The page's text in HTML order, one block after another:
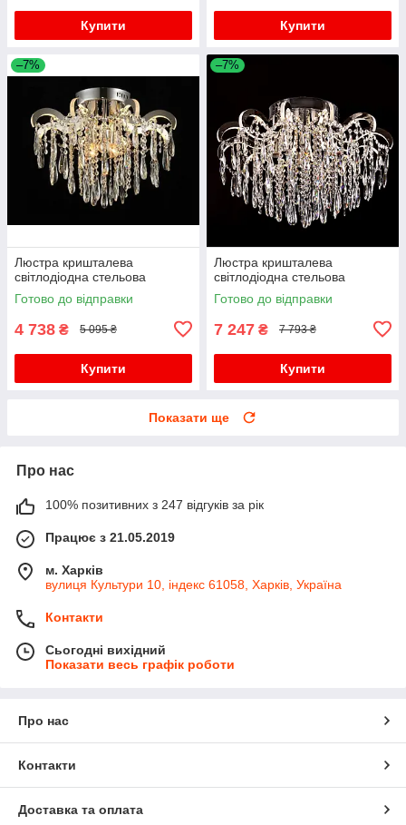
Купити Купити
–7%
Люстра кришталева
світлодіодна стельова
Готово до відправки
4 738 ₴ 5 095 ₴
Купити
–7%
Люстра кришталева
світлодіодна стельова
Готово до відправки
7 247 ₴ 7 793 ₴
Купити
Показати ще
Про нас
100% позитивних з 247 відгуків за рік
Працює з 21.05.2019
м. Харків
вулиця Культури 10, індекс 61058, Харків, Україна
Контакти
Сьогодні вихідний
Показати весь графік роботи
Про нас
Контакти
Доставка та оплата